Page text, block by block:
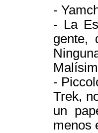
-
- La
gente,
-
Trek,
un
menos